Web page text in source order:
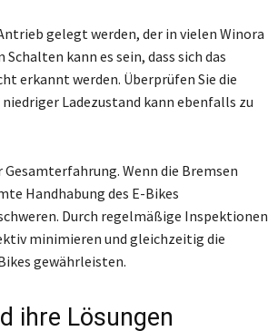
gelegt werden, der in vielen Winora
kann es sein, dass sich das
erkannt werden. Überprüfen Sie die
Ladezustand kann ebenfalls zu
Wenn die Bremsen
Handhabung des E-Bikes
Durch regelmäßige Inspektionen
minimieren und gleichzeitig die
gewährleisten.
ihre Lösungen